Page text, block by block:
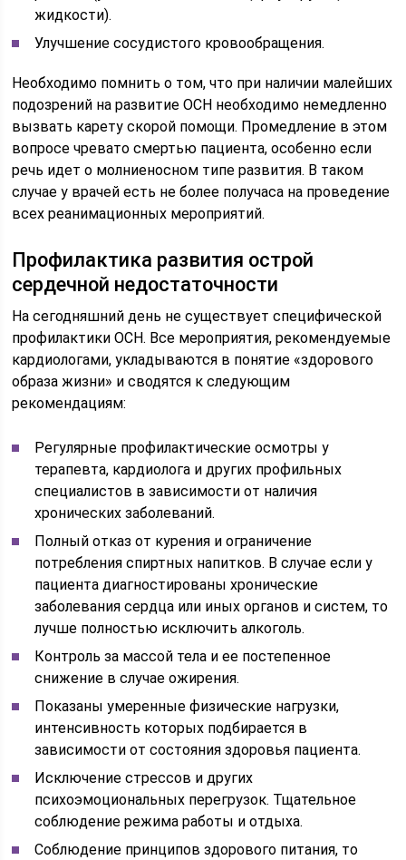
жидкости).
Улучшение сосудистого кровообращения.
Необходимо помнить о том, что при наличии малейших
подозрений на развитие ОСН необходимо немедленно
вызвать карету скорой помощи. Промедление в этом
вопросе чревато смертью пациента, особенно если
речь идет о молниеносном типе развития. В таком
случае у врачей есть не более получаса на проведение
всех реанимационных мероприятий.
Профилактика развития острой
сердечной недостаточности
На сегодняшний день не существует специфической
профилактики ОСН. Все мероприятия, рекомендуемые
кардиологами, укладываются в понятие «здорового
образа жизни» и сводятся к следующим
рекомендациям:
Регулярные профилактические осмотры у
терапевта, кардиолога и других профильных
специалистов в зависимости от наличия
хронических заболеваний.
Полный отказ от курения и ограничение
потребления спиртных напитков. В случае если у
пациента диагностированы хронические
заболевания сердца или иных органов и систем, то
лучше полностью исключить алкоголь.
Контроль за массой тела и ее постепенное
снижение в случае ожирения.
Показаны умеренные физические нагрузки,
интенсивность которых подбирается в
зависимости от состояния здоровья пациента.
Исключение стрессов и других
психоэмоциональных перегрузок. Тщательное
соблюдение режима работы и отдыха.
Соблюдение принципов здорового питания, то